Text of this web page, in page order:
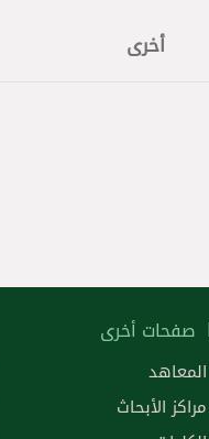
أخرى
صفحات أخرى
المعاهد
مراكز الأبحاث